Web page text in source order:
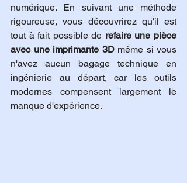
numérique. En suivant une méthode
rigoureuse, vous découvrirez qu'il est
tout à fait possible de refaire une pièce
avec une imprimante 3D même si vous
n'avez aucun bagage technique en
ingénierie au départ, car les outils
modernes compensent largement le
manque d'expérience.